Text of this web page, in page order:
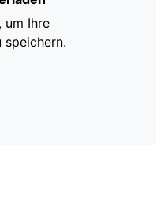
um Ihre